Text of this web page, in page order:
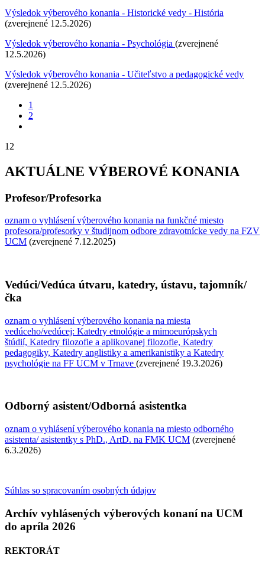
Výsledok výberového konania - Historické vedy - História
(zverejnené 12.5.2026)
Výsledok výberového konania - Psychológia (zverejnené
12.5.2026)
Výsledok výberového konania - Učiteľstvo a pedagogické vedy
(zverejnené 12.5.2026)
1
2
12
AKTUÁLNE VÝBEROVÉ KONANIA
Profesor/Profesorka
oznam o vyhlásení výberového konania na funkčné miesto
profesora/profesorky v študijnom odbore zdravotnícke vedy na FZV
UCM (zverejnené 7.12.2025)
Vedúci/Vedúca útvaru, katedry, ústavu, tajomník/
čka
oznam o vyhlásení výberového konania na miesta
vedúceho/vedúcej: Katedry etnológie a mimoeurópskych
štúdií, Katedry filozofie a aplikovanej filozofie, Katedry
pedagogiky, Katedry anglistiky a amerikanistiky a Katedry
psychológie na FF UCM v Trnave (zverejnené 19.3.2026)
Odborný asistent/Odborná asistentka
oznam o vyhlásení výberového konania na miesto odborného
asistenta/ asistentky s PhD., ArtD. na FMK UCM (zverejnené
6.3.2026)
Súhlas so spracovaním osobných údajov
Archív vyhlásených výberových konaní na UCM
do apríla 2026
REKTORÁT